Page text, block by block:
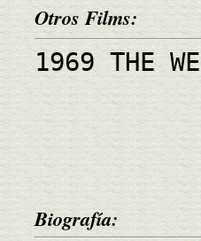
Otros Films:
1969 THE
Biografía: